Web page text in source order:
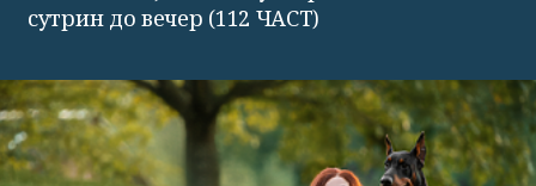
сутрин до вечер (112 ЧАСТ)